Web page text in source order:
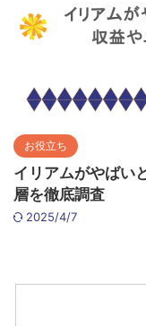
お役立ち
イリアムがやばい
層を徹底調査
2025/4/7